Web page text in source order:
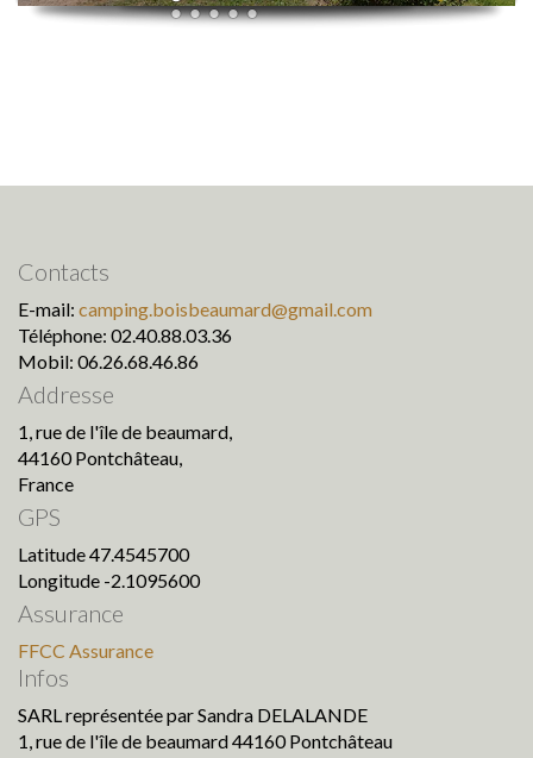
Contacts
E-mail: camping.boisbeaumard@gmail.com
Téléphone: 02.40.88.03.36
Mobil: 06.26.68.46.86
Addresse
1, rue de l'île de beaumard,
44160 Pontchâteau,
France
GPS
Latitude 47.4545700
Longitude -2.1095600
Assurance
FFCC Assurance
Infos
SARL représentée par Sandra DELALANDE
1, rue de l'île de beaumard 44160 Pontchâteau